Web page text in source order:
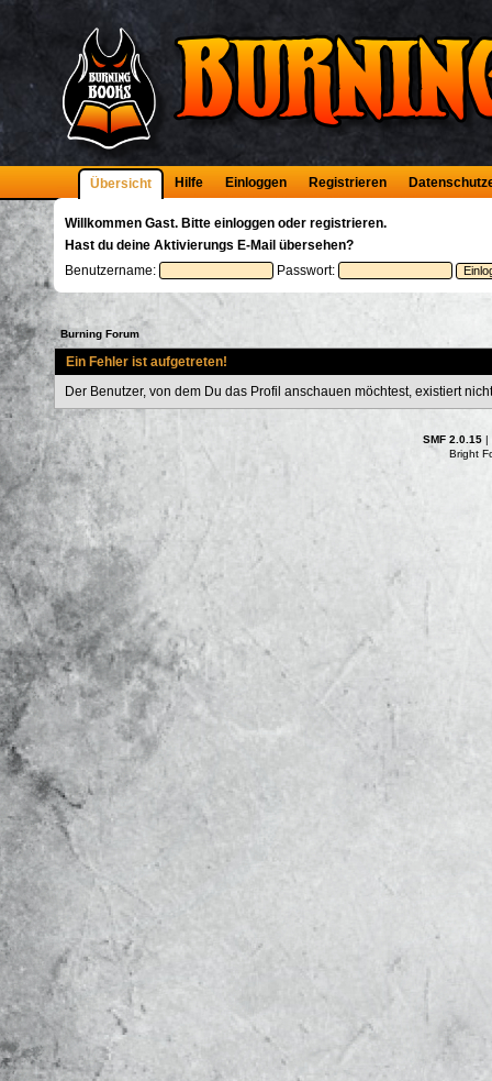
Übersicht Hilfe Einloggen Registrieren
Willkommen Gast. Bitte einloggen oder registrieren.
Hast du deine Aktivierungs E-Mail übersehen?
Benutzername:
Passwort:
Burning Forum
Ein Fehler ist aufgetreten!
Der Benutzer, von dem Du das Profil anschauen möchtest, existiert
SMF 2.0.15 |
Bright